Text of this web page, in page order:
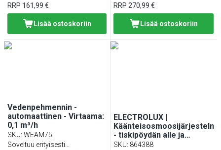
RRP 161,99 €
Lisää ostoskoriin
RRP270,99 €
Lisää ostoskoriin
Vedenpehmennin -
automaattinen - Virtaama:
0,1 m³/h
SKU: WEAM75
Soveltuu erityisesti
ELECTROLUX |
Käänteisosmoosijärjestelmä
- tiskipöydän alle ja
SKU: 864388